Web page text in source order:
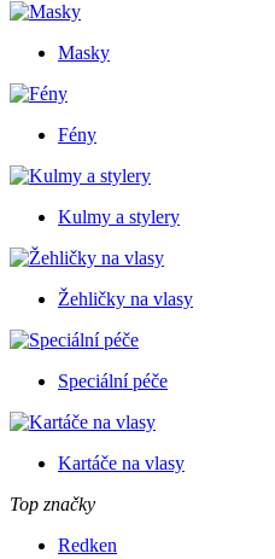
Masky
Fény
Kulmy a stylery
Žehličky na vlasy
Speciální péče
Kartáče na vlasy
Top značky
Redken